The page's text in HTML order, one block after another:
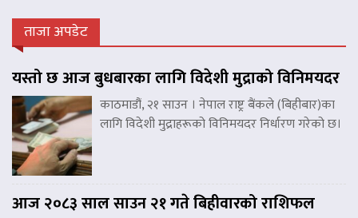
ताजा अपडेट
यस्तो छ आज बुधबारका लागि विदेशी मुद्राको विनिमयदर
काठमाडौं, २१ साउन । नेपाल राष्ट्र बैंकले (बिहीबार)का
लागि विदेशी मुद्राहरूको विनिमयदर निर्धारण गरेको छ।
आज २०८३ साल साउन २१ गते बिहीवारको राशिफल